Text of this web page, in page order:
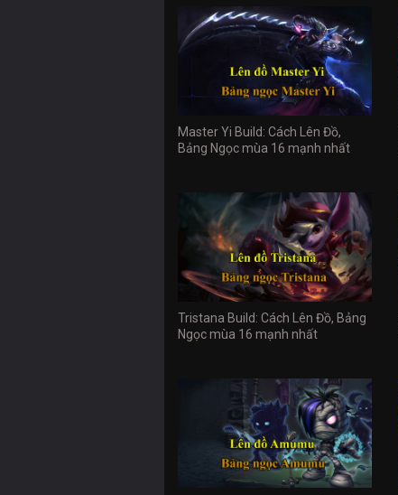
Master Yi Build: Cách Lên Đồ,
Bảng Ngọc mùa 16 mạnh nhất
Tristana Build: Cách Lên Đồ, Bảng
Ngọc mùa 16 mạnh nhất